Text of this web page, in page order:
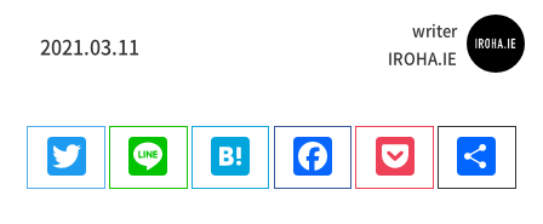
2021.03.11
writer
IROHA.IE
TwitterLine HatenaFacebook
Pocket
有